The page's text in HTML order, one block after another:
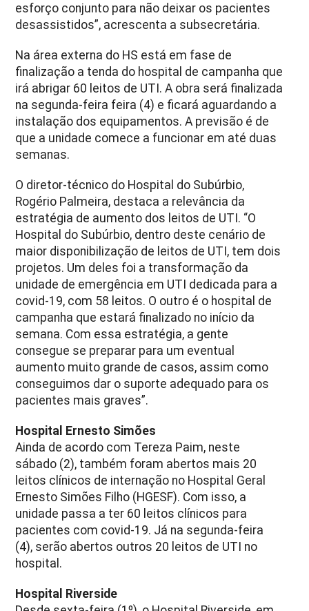
esforço conjunto para não deixar os pacientes
desassistidos”, acrescenta a subsecretária.
Na área externa do HS está em fase de
finalização a tenda do hospital de campanha que
irá abrigar 60 leitos de UTI. A obra será finalizada
na segunda-feira feira (4) e ficará aguardando a
instalação dos equipamentos. A previsão é de
que a unidade comece a funcionar em até duas
semanas.
O diretor-técnico do Hospital do Subúrbio,
Rogério Palmeira, destaca a relevância da
estratégia de aumento dos leitos de UTI. “O
Hospital do Subúrbio, dentro deste cenário de
maior disponibilização de leitos de UTI, tem dois
projetos. Um deles foi a transformação da
unidade de emergência em UTI dedicada para a
covid-19, com 58 leitos. O outro é o hospital de
campanha que estará finalizado no início da
semana. Com essa estratégia, a gente
consegue se preparar para um eventual
aumento muito grande de casos, assim como
conseguimos dar o suporte adequado para os
pacientes mais graves”.
Hospital Ernesto Simões
Ainda de acordo com Tereza Paim, neste
sábado (2), também foram abertos mais 20
leitos clínicos de internação no Hospital Geral
Ernesto Simões Filho (HGESF). Com isso, a
unidade passa a ter 60 leitos clínicos para
pacientes com covid-19. Já na segunda-feira
(4), serão abertos outros 20 leitos de UTI no
hospital.
Hospital Riverside